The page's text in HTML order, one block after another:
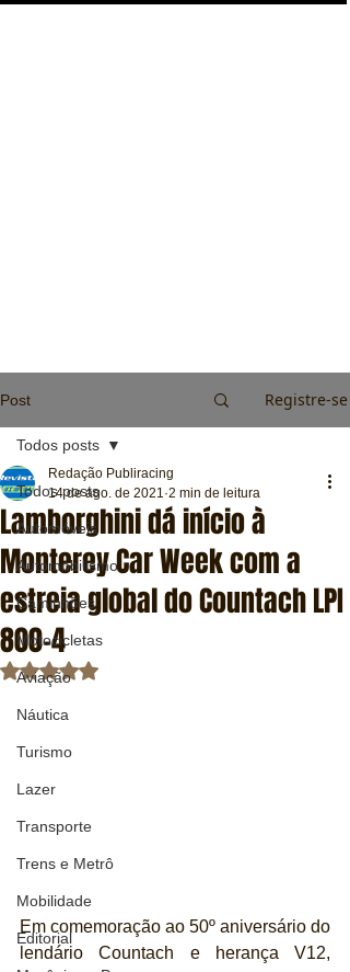
Post Registre-se
Todos posts
Automóveis
Automobilismo
Caminhões
Motocicletas
Aviação
Náutica
Turismo
Lazer
Transporte
Trens e Metrô
Mobilidade
Editorial
Todos posts
Lamborghini dá início à
Monterey Car Week com a
estreia global do Countach LPI
800-4
Redação Publiracing
14 de ago. de 2021 2 min de leitura
Avaliado com NaN de 5 estrelas.
Em comemoração ao 50º aniversário do
lendário Countach e herança V12,